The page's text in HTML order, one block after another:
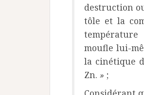
destruction
tôle et la
moufle lui-
la cinétique
Zn. » ;